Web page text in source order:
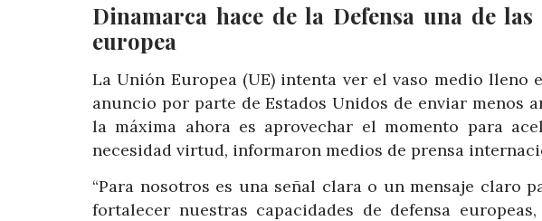
Dinamarca hace de la Defensa una de
europea
La Unión Europea (UE) intenta ver el vaso medio lleno
anuncio por parte de Estados Unidos de enviar menos
la máxima ahora es aprovechar el momento para
necesidad virtud, informaron medios de prensa
“Para nosotros es una señal clara o un mensaje claro
fortalecer nuestras capacidades de defensa